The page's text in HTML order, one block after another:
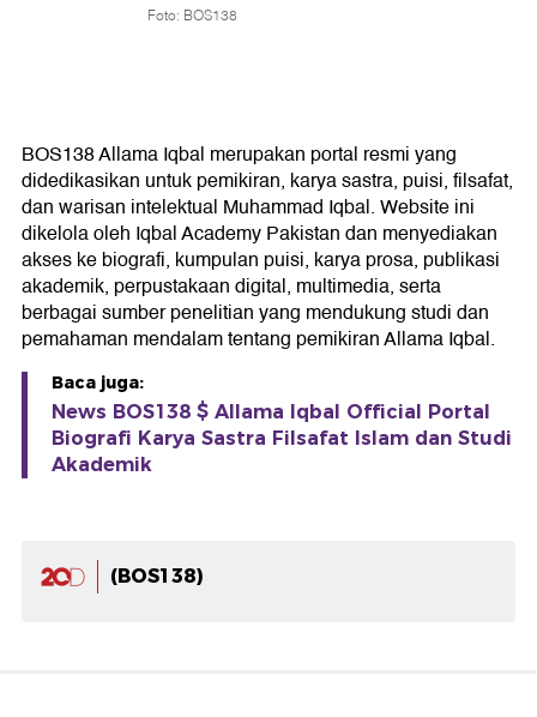
Foto: BOS138
BOS138 Allama Iqbal merupakan portal resmi yang
didedikasikan untuk pemikiran, karya sastra, puisi, filsafat,
dan warisan intelektual Muhammad Iqbal. Website ini
dikelola oleh Iqbal Academy Pakistan dan menyediakan
akses ke biografi, kumpulan puisi, karya prosa, publikasi
akademik, perpustakaan digital, multimedia, serta
berbagai sumber penelitian yang mendukung studi dan
pemahaman mendalam tentang pemikiran Allama Iqbal.
Baca juga:
News BOS138 $ Allama Iqbal Official Portal
Biografi Karya Sastra Filsafat Islam dan Studi
Akademik
(BOS138)